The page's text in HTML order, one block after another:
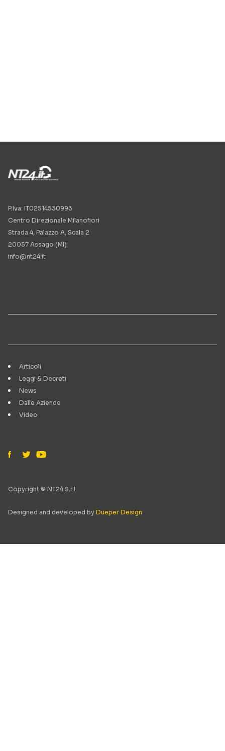
P.Iva: IT02514530993
Centro Direzionale Milanofiori
Strada 4, Palazzo A, Scala 2
20057 Assago (MI)
info@nt24.it
Articoli
Leggi & Decreti
News
Dalle Aziende
Video
Copyright © NT24 S.r.l.
Designed and developed by Dueper Design